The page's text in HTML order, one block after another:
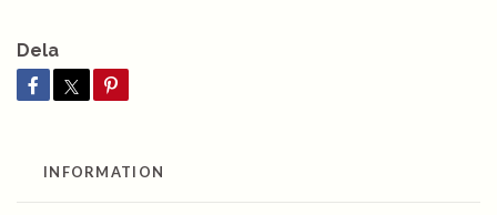
Dela
INFORMATION